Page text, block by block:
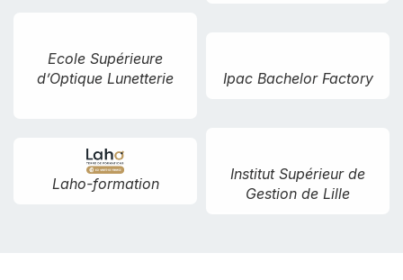
Ecole Supérieure
d’Optique Lunetterie
Ipac Bachelor Factory
Laho-formation
Institut Supérieur de
Gestion de Lille